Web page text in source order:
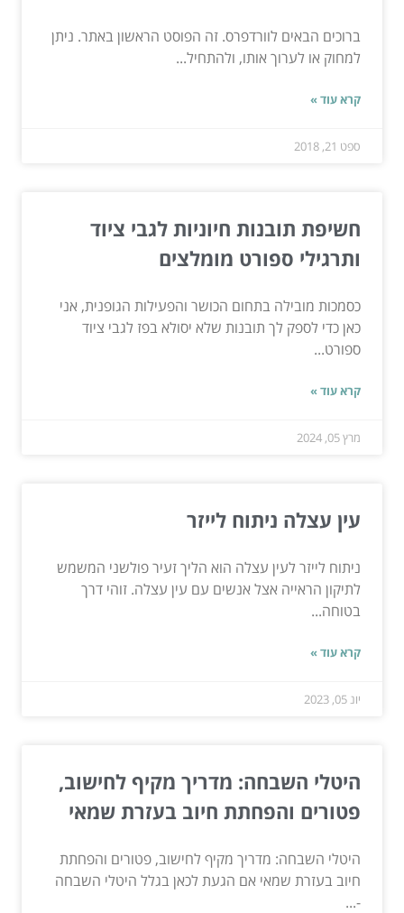
ברוכים הבאים לוורדפרס. זה הפוסט הראשון באתר. ניתן
למחוק או לערוך אותו, ולהתחיל...
קרא עוד »
ספט 21, 2018
חשיפת תובנות חיוניות לגבי ציוד
ותרגילי ספורט מומלצים
כסמכות מובילה בתחום הכושר והפעילות הגופנית, אני
כאן כדי לספק לך תובנות שלא יסולא בפז לגבי ציוד
ספורט...
קרא עוד »
מרץ 05, 2024
עין עצלה ניתוח לייזר
ניתוח לייזר לעין עצלה הוא הליך זעיר פולשני המשמש
לתיקון הראייה אצל אנשים עם עין עצלה. זוהי דרך
בטוחה...
קרא עוד »
יונ 05, 2023
היטלי השבחה: מדריך מקיף לחישוב,
פטורים והפחתת חיוב בעזרת שמאי
היטלי השבחה: מדריך מקיף לחישוב, פטורים והפחתת
חיוב בעזרת שמאי אם הגעת לכאן בגלל היטלי השבחה
-...